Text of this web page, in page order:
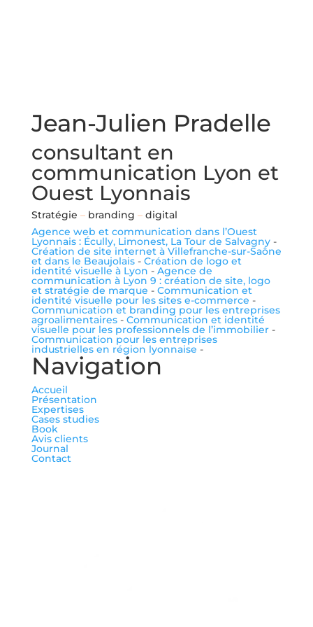
Jean-Julien Pradelle
consultant en
communication Lyon et
Ouest Lyonnais
Stratégie –branding –digital
Agence web et communication dans l’Ouest
Lyonnais : Écully, Limonest, La Tour de Salvagny-
Création de site internet à Villefranche-sur-Saône
et dans le Beaujolais- Création de logo et
identité visuelle à Lyon - Agence de
communication à Lyon 9 : création de site, logo
et stratégie de marque - Communication et
identité visuelle pour les sites e-commerce -
Communication et branding pour les entreprises
agroalimentaires- Communication et identité
visuelle pour les professionnels de l’immobilier-
Communication pour les entreprises
industrielles en région lyonnaise -
Navigation
Accueil
Présentation
Expertises
Cases studies
Book
Avis clients
Journal
Contact